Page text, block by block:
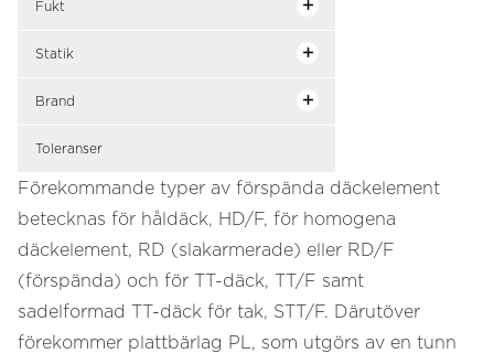
Fukt
Statik
Brand
Toleranser
Förekommande typer av förspända däckelement
betecknas för håldäck, HD/F, för homogena
däckelement, RD (slakarmerade) eller RD/F
(förspända) och för TT-däck, TT/F samt
sadelformad TT-däck för tak, STT/F. Därutöver
förekommer plattbärlag PL, som utgörs av en tunn